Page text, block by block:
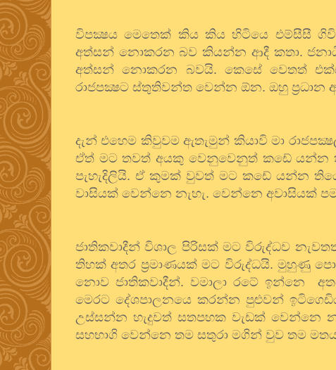
විපක්‍ෂය මෙතෙක් කිය කිය හිටියෙ එම්සීසී
අත්සන් නොකරන බව කියන්න ආදී කතා.
අත්සන් නොකරන බවයි. කෙසේ වෙතත්
රාජපක්‍ෂට ස්තුතිවන්ත වෙන්න ඕන. ඔහු
දැන් එහෙම කිවුවම ඇතැමුන් කියාවි මා
ඒත් මට තවත් අයකු වෙනුවෙනුත් කඩේ යන්න
පැහැදිලියි. ඒ කුමක් වුවත් මට කඩේ යන්න
වාසියක් වෙන්නෙ නැහැ. වෙන්නෙ අවාසියක්
ජාතිකවාදීන් විශාල පිරිසක් මට විරුද්ධව
තිහක් අතර ප්‍රමාණයක් මට විරුද්ධයි. මුහුණු
නොව ජාතිකවාදීන්. වමාලා රටේ ඉන්නෙ
මෙරට දේශපාලනයෙ කරන්න පුළුවන්
උස්සන්න හැදුවත් සතපහක වැඩක් වෙන්නෙ
සහභාගි වෙන්නෙ තම සතුරා මගින් වුව තම